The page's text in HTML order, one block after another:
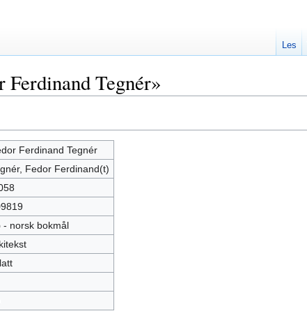
Tegnér»
Ferdinand Tegnér
Fedor Ferdinand(t)
- norsk bokmål
Les